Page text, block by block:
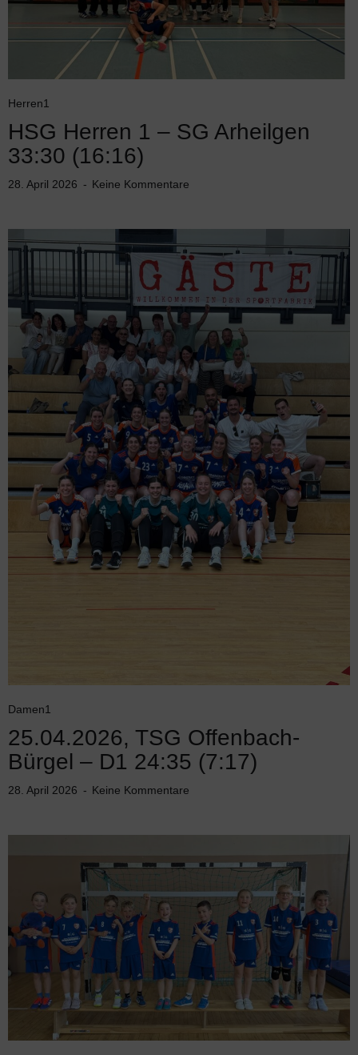
Herren1
HSG Herren 1 – SG Arheilgen
33:30 (16:16)
28. April 2026 Keine Kommentare
Damen1
25.04.2026, TSG Offenbach-
Bürgel – D1 24:35 (7:17)
28. April 2026 Keine Kommentare